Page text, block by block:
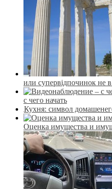
или супервідпочинок не в
с чего начать
Кухня: символ
Оценка имущества и